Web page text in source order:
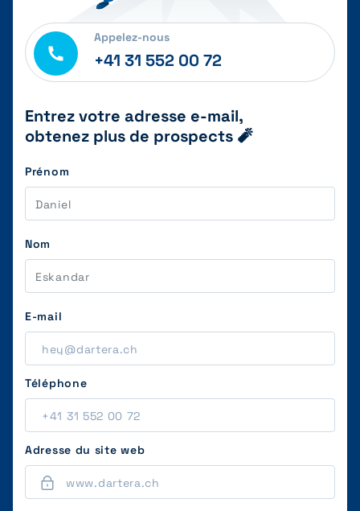
Appelez-nous
+41 31 552 00 72
Entrez votre adresse e-mail,
obtenez plus de prospects 🧨
Prénom
Nom
E-mail
Téléphone
Adresse du site web